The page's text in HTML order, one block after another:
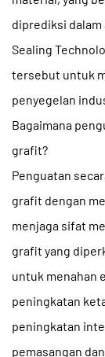
diprediksi
Sealing
tersebut untuk
penyegelan
Bagaimana
grafit?
Penguatan
grafit dengan
menjaga sifat
grafit yang
untuk menahan
peningkatan
peningkatan
pemasangan